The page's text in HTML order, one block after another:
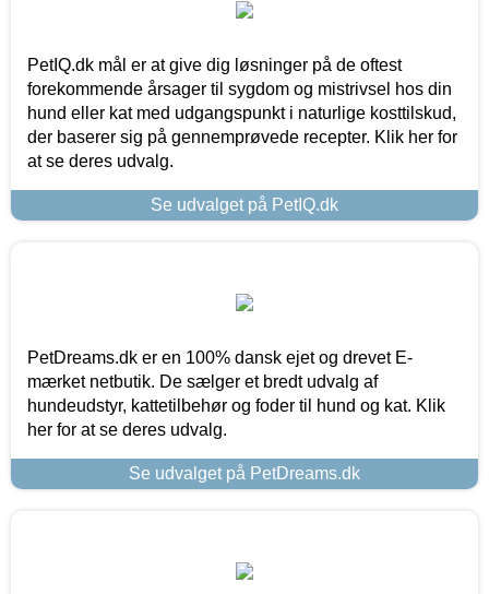
PetIQ.dk mål er at give dig løsninger på de oftest
forekommende årsager til sygdom og mistrivsel hos din
hund eller kat med udgangspunkt i naturlige kosttilskud,
der baserer sig på gennemprøvede recepter. Klik her for
at se deres udvalg.
Se udvalget på PetIQ.dk
PetDreams.dk er en 100% dansk ejet og drevet E-
mærket netbutik. De sælger et bredt udvalg af
hundeudstyr, kattetilbehør og foder til hund og kat. Klik
her for at se deres udvalg.
Se udvalget på PetDreams.dk